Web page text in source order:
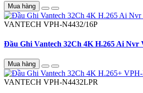
Mua hàng
VANTECH VPH-N4432/16P
Đầu Ghi Vantech 32Ch 4K H.265 Ai Nvr
Mua hàng
VANTECH VPH-N4432LPR